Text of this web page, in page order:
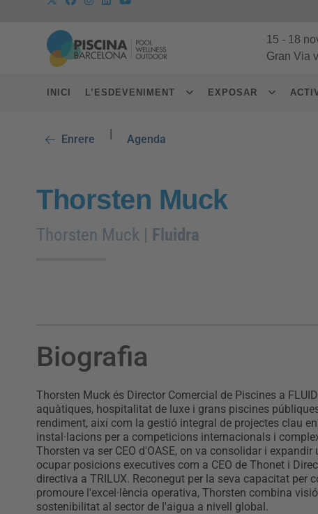
15 - 18
Gran Via
INICI L’ESDEVENIMENT EXPOSAR
Enrere Agenda
Thorsten Muck
Thorsten Muck | Fluidra
Biografia
Thorsten Muck és Director Comercial de Piscines a
aquàtiques, hospitalitat de luxe i grans piscines
rendiment, així com la gestió integral de projectes clau
instal·lacions per a competicions internacionals i
Thorsten va ser CEO d'OASE, on va consolidar i
ocupar posicions executives com a CEO de Thonet i
directiva a TRILUX. Reconegut per la seva capacitat
promoure l'excel·lència operativa, Thorsten combina
sostenibilitat al sector de l'aigua a nivell global.